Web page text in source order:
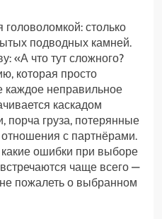
головоломкой: столько
подводных камней.
«А что тут сложного?
которая просто
каждое неправильное
каскадом
порча груза, потерянные
с партнёрами.
ошибки при выборе
чаще всего —
пожалеть о выбранном